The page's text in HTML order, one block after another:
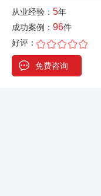
从业经验： 5年
成功案例： 96件
好评：
免费咨询